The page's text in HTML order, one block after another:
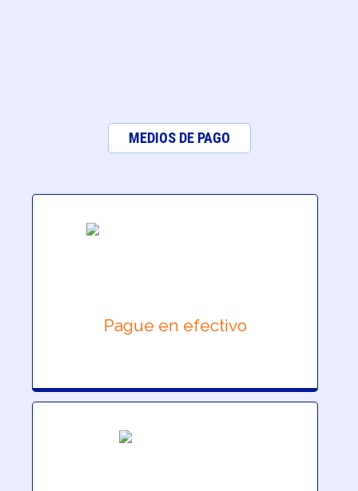
MEDIOS DE PAGO
Pague en efectivo